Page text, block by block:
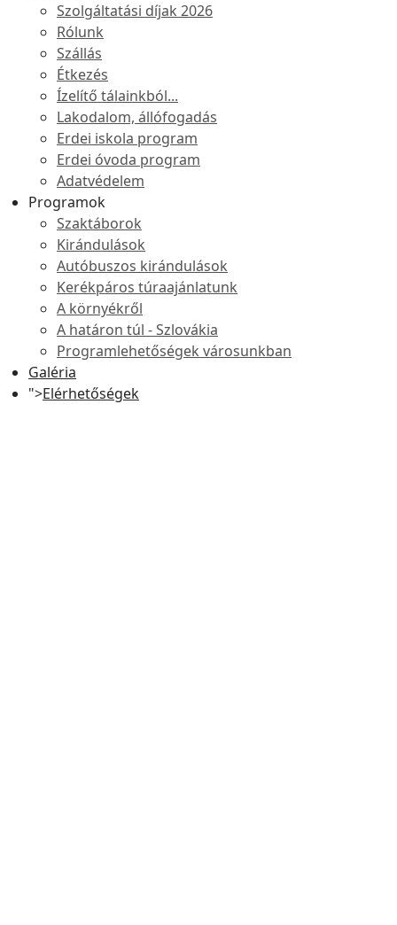
Szolgáltatási díjak 2026
Rólunk
Szállás
Étkezés
Ízelítő tálainkból...
Lakodalom, állófogadás
Erdei iskola program
Erdei óvoda program
Adatvédelem
Programok
Szaktáborok
Kirándulások
Autóbuszos kirándulások
Kerékpáros túraajánlatunk
A környékről
A határon túl - Szlovákia
Programlehetőségek városunkban
Galéria
">Elérhetőségek